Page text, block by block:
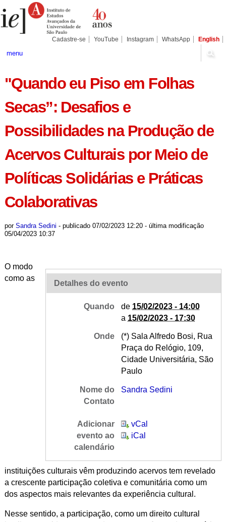
para
conteúdo.
Pessoais
Cadastre-se YouTube Instagram WhatsApp English
menu
"Quando eu Piso em Folhas
Secas”: Desafios e
Possibilidades na Produção de
Acervos Culturais por Meio de
Políticas Solidárias e Práticas
Colaborativas
por Sandra Sedini - publicado07/02/2023 12:20 - última modificação
05/04/2023 10:37
Detalhes do evento
Quando de 15/02/2023 - 14:00
a 15/02/2023 - 17:30
Onde
(*) Sala Alfredo Bosi, Rua
Praça do Relógio, 109,
Cidade Universitária, São
Paulo
Nome do
Contato
Sandra Sedini
Adicionar
evento ao
calendário
vCal
iCal
O modo
como as
instituições culturais vêm produzindo acervos tem revelado
a crescente participação coletiva e comunitária como um
dos aspectos mais relevantes da experiência cultural.
Nesse sentido, a participação, como um direito cultural